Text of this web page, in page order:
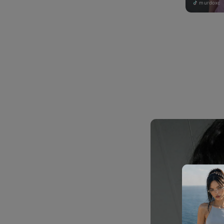
murdoxc